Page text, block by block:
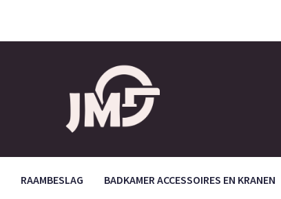
RAAMBESLAG BADKAMER ACCESSOIRES EN KRANEN